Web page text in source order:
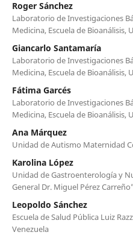
Roger Sánchez
Laboratorio de Investigaciones
Medicina, Escuela de Bioanálisis,
Giancarlo Santamaría
Laboratorio de Investigaciones
Medicina, Escuela de Bioanálisis,
Fátima Garcés
Laboratorio de Investigaciones
Medicina, Escuela de Bioanálisis,
Ana Márquez
Unidad de Autismo Maternidad
Karolina López
Unidad de Gastroenterología y
General Dr. Miguel Pérez
Leopoldo Sánchez
Escuela de Salud Pública Luiz
Venezuela